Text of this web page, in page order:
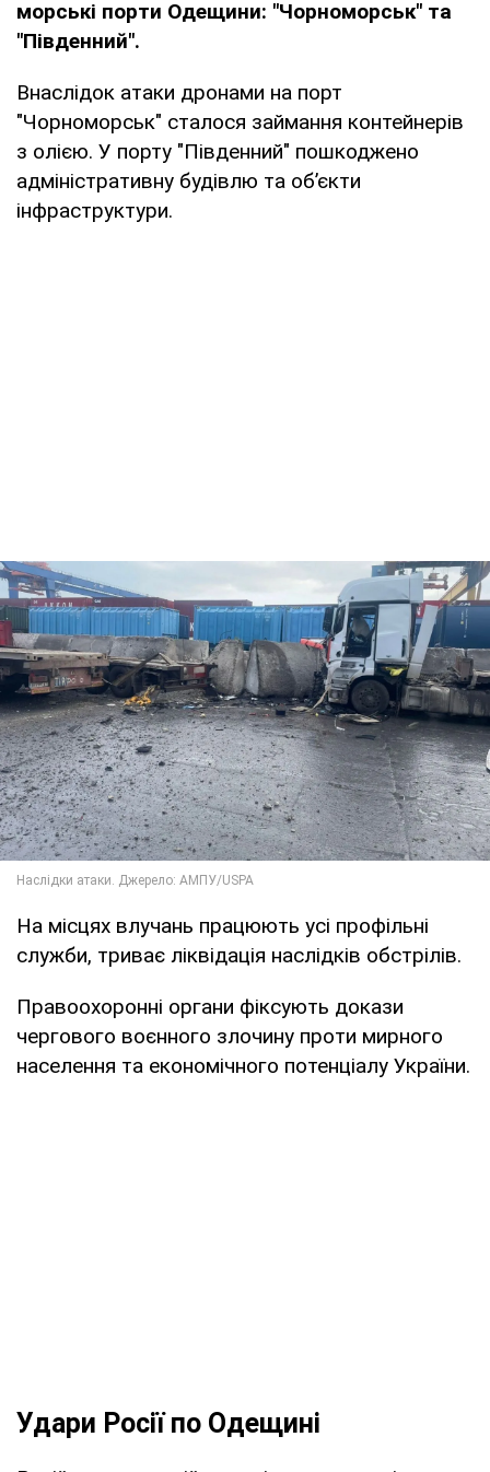
морські порти Одещини: "Чорноморськ" та
"Південний".
Внаслідок атаки дронами на порт
"Чорноморськ" сталося займання контейнерів
з олією. У порту "Південний" пошкоджено
адміністративну будівлю та об’єкти
інфраструктури.
На місцях влучань працюють усі профільні
служби, триває ліквідація наслідків обстрілів.
Правоохоронні органи фіксують докази
чергового воєнного злочину проти мирного
населення та економічного потенціалу України.
Удари Росії по Одещині